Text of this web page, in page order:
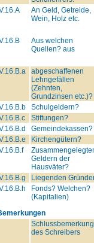
An Geld, Getreide,
Wein, Holz etc.
Aus welchen
Quellen? aus
abgeschaffenen
Lehngefällen
(Zehnten,
Grundzinsen etc.)?
Schulgeldern?
Stiftungen?
Gemeindekassen?
Kirchengütern?
Geldern der
Hausväter?
Liegenden
Fonds? Welchen?
(Kapitalien)
des Schreibers